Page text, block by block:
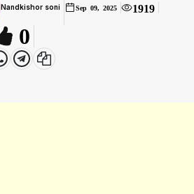
Nandkishor soni Sep 09, 2025 1919
0